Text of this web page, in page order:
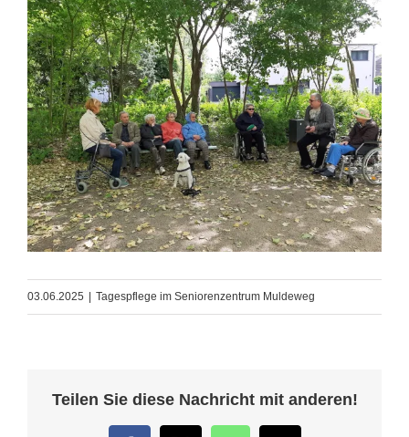
03.06.2025 Tagespflege im Seniorenzentrum Muldeweg
Teilen Sie diese Nachricht mit anderen!